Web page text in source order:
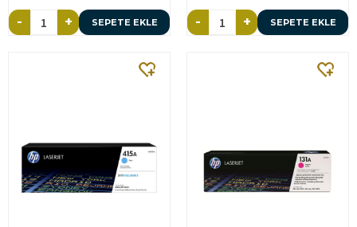
- + SEPETE EKLE - + SEPETE EKLE